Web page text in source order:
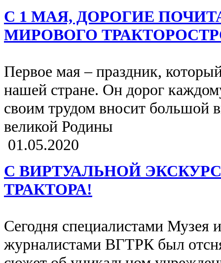
С 1 МАЯ, ДОРОГИЕ
МИРОВОГО
Первое мая – праздник,
нашей стране. Он дорог
своим трудом вносит большой
великой Родины
01.05.2020
С ВИРТУАЛЬНОЙ
ТРАКТОРА!
Сегодня специалистами Музея
журналистами ВГТРК был